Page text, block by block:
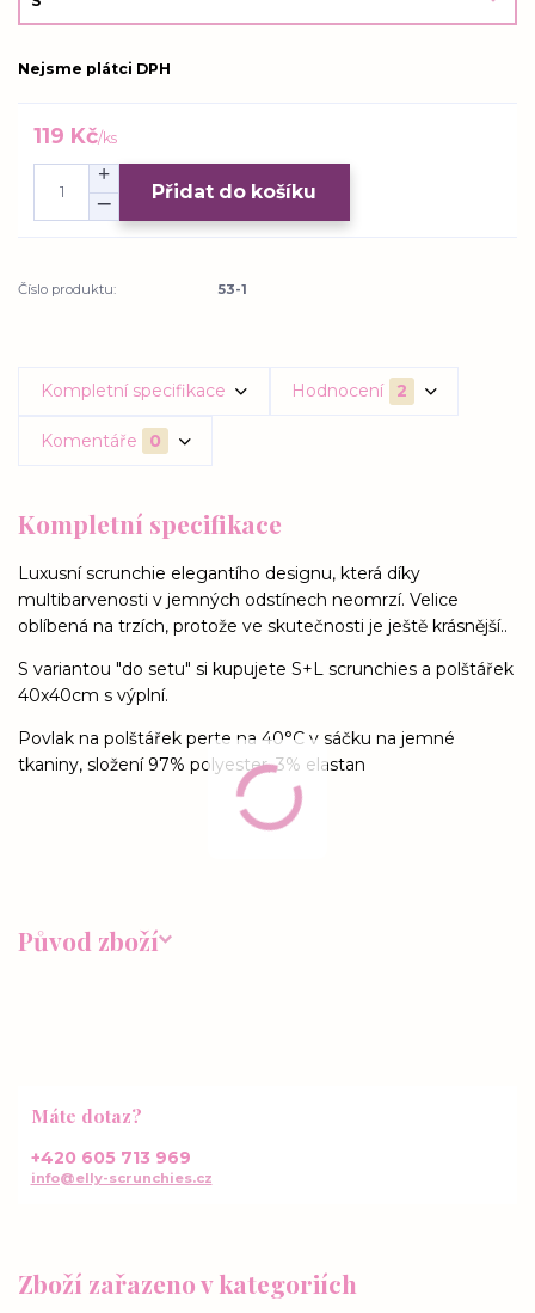
Nejsme plátci DPH
119 Kč/ks
Přidat do košíku
Číslo produktu: 53-1
Kompletní specifikace Hodnocení 2
Komentáře 0
Kompletní specifikace
Luxusní scrunchie elegantího designu, která díky
multibarvenosti v jemných odstínech neomrzí. Velice
oblíbená na trzích, protože ve skutečnosti je ještě krásnější..
S variantou "do setu" si kupujete S+L scrunchies a polštářek
40x40cm s výplní.
Povlak na polštářek perte na 40°C v sáčku na jemné
tkaniny, složení 97% polyester, 3% elastan
Původ zboží
Zboží zařazeno v kategoriích
Máte dotaz?
+420 605 713 969
info@elly-scrunchies.cz